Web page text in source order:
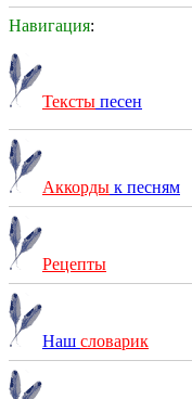
Навигация:
Тексты песен
Аккорды к песням
Рецепты
Наш словарик